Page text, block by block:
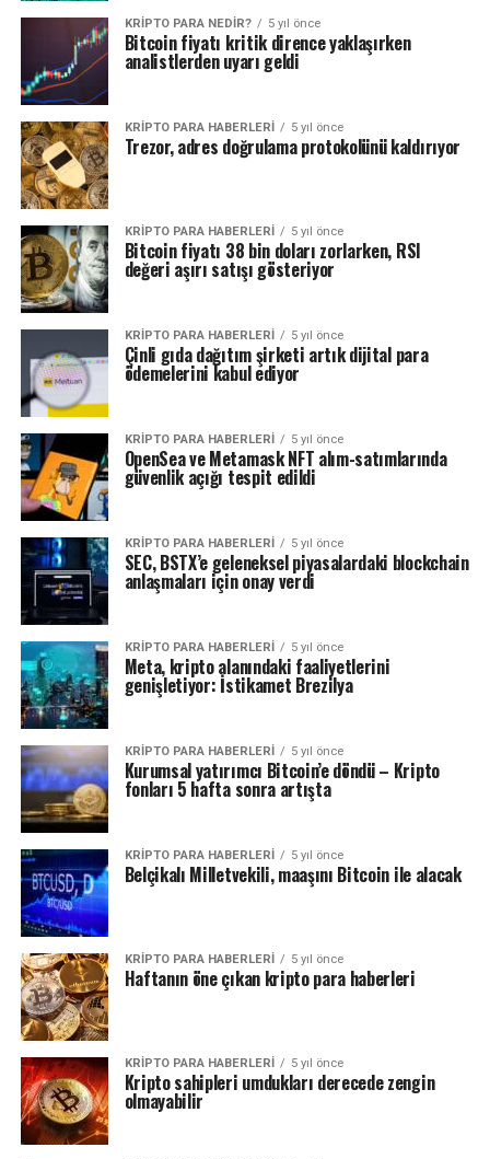
KRIPTO PARA NEDIR? 5 yıl önce
Bitcoin fiyatı kritik dirence yaklaşırken
analistlerden uyarı geldi
KRIPTO PARA HABERLERI 5 yıl önce
Trezor, adres doğrulama protokolünü kaldırıyor
KRIPTO PARA HABERLERI 5 yıl önce
Bitcoin fiyatı 38 bin doları zorlarken, RSI
değeri aşırı satışı gösteriyor
KRIPTO PARA HABERLERI 5 yıl önce
Çinli gıda dağıtım şirketi artık dijital para
ödemelerini kabul ediyor
KRIPTO PARA HABERLERI 5 yıl önce
OpenSea ve Metamask NFT alım-satımlarında
güvenlik açığı tespit edildi
KRIPTO PARA HABERLERI 5 yıl önce
SEC, BSTX’e geleneksel piyasalardaki blockchain
anlaşmaları için onay verdi
KRIPTO PARA HABERLERI 5 yıl önce
Meta, kripto alanındaki faaliyetlerini
genişletiyor: İstikamet Brezilya
KRIPTO PARA HABERLERI 5 yıl önce
Kurumsal yatırımcı Bitcoin’e döndü – Kripto
fonları 5 hafta sonra artışta
KRIPTO PARA HABERLERI 5 yıl önce
Belçikalı Milletvekili, maaşını Bitcoin ile alacak
KRIPTO PARA HABERLERI 5 yıl önce
Haftanın öne çıkan kripto para haberleri
KRIPTO PARA HABERLERI 5 yıl önce
Kripto sahipleri umdukları derecede zengin
olmayabilir